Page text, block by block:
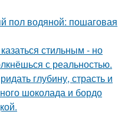
пол водяной: пошаговая
стильным - но
с реальностью.
глубину, страсть и
шоколада и бордо